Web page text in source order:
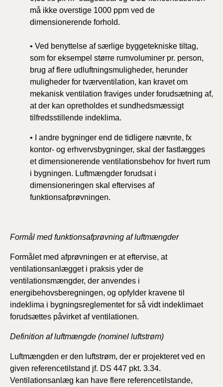
må ikke overstige 1000 ppm ved de
dimensionerende forhold.
• Ved benyttelse af særlige byggetekniske tiltag,
som for eksempel større rumvoluminer pr. person,
brug af flere udluftningsmuligheder, herunder
muligheder for tværventilation, kan kravet om
mekanisk ventilation fraviges under forudsætning af,
at der kan opretholdes et sundhedsmæssigt
tilfredsstillende indeklima.
• I andre bygninger end de tidligere nævnte, fx
kontor- og erhvervsbygninger, skal der fastlægges
et dimensionerende ventilationsbehov for hvert rum
i bygningen. Luftmængder forudsat i
dimensioneringen skal eftervises af
funktionsafprøvningen.
Formål med funktionsafprøvning af luftmængder
Formålet med afprøvningen er at eftervise, at
ventilationsanlægget i praksis yder de
ventilationsmængder, der anvendes i
energibehovsberegningen, og opfylder kravene til
indeklima i bygningsreglementet for så vidt indeklimaet
forudsættes påvirket af ventilationen.
Definition af luftmængde (nominel luftstrøm)
Luftmængden er den luftstrøm, der er projekteret ved en
given referencetilstand jf. DS 447 pkt. 3.34.
Ventilationsanlæg kan have flere referencetilstande,